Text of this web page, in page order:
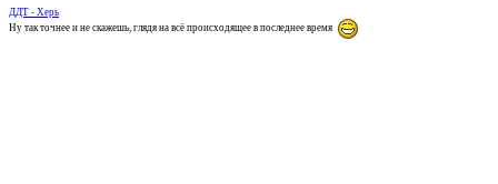
ДДТ - Херь
Ну так точнее и не скажешь, глядя на всё происходящее в последнее время